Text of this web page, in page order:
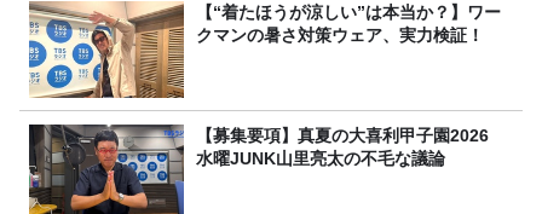
【“着たほうが涼しい”は本当か？】ワー
クマンの暑さ対策ウェア、実力検証！
【募集要項】真夏の大喜利甲子園2026
水曜JUNK山里亮太の不毛な議論